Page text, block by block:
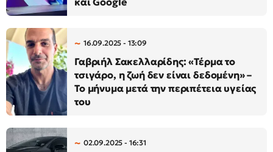
16.09.2025 - 13:09
Γαβριήλ Σακελλαρίδης: «Τέρμα το
τσιγάρο, η ζωή δεν είναι δεδομένη» –
Το μήνυμα μετά την περιπέτεια υγείας
του
02.09.2025 - 16:31